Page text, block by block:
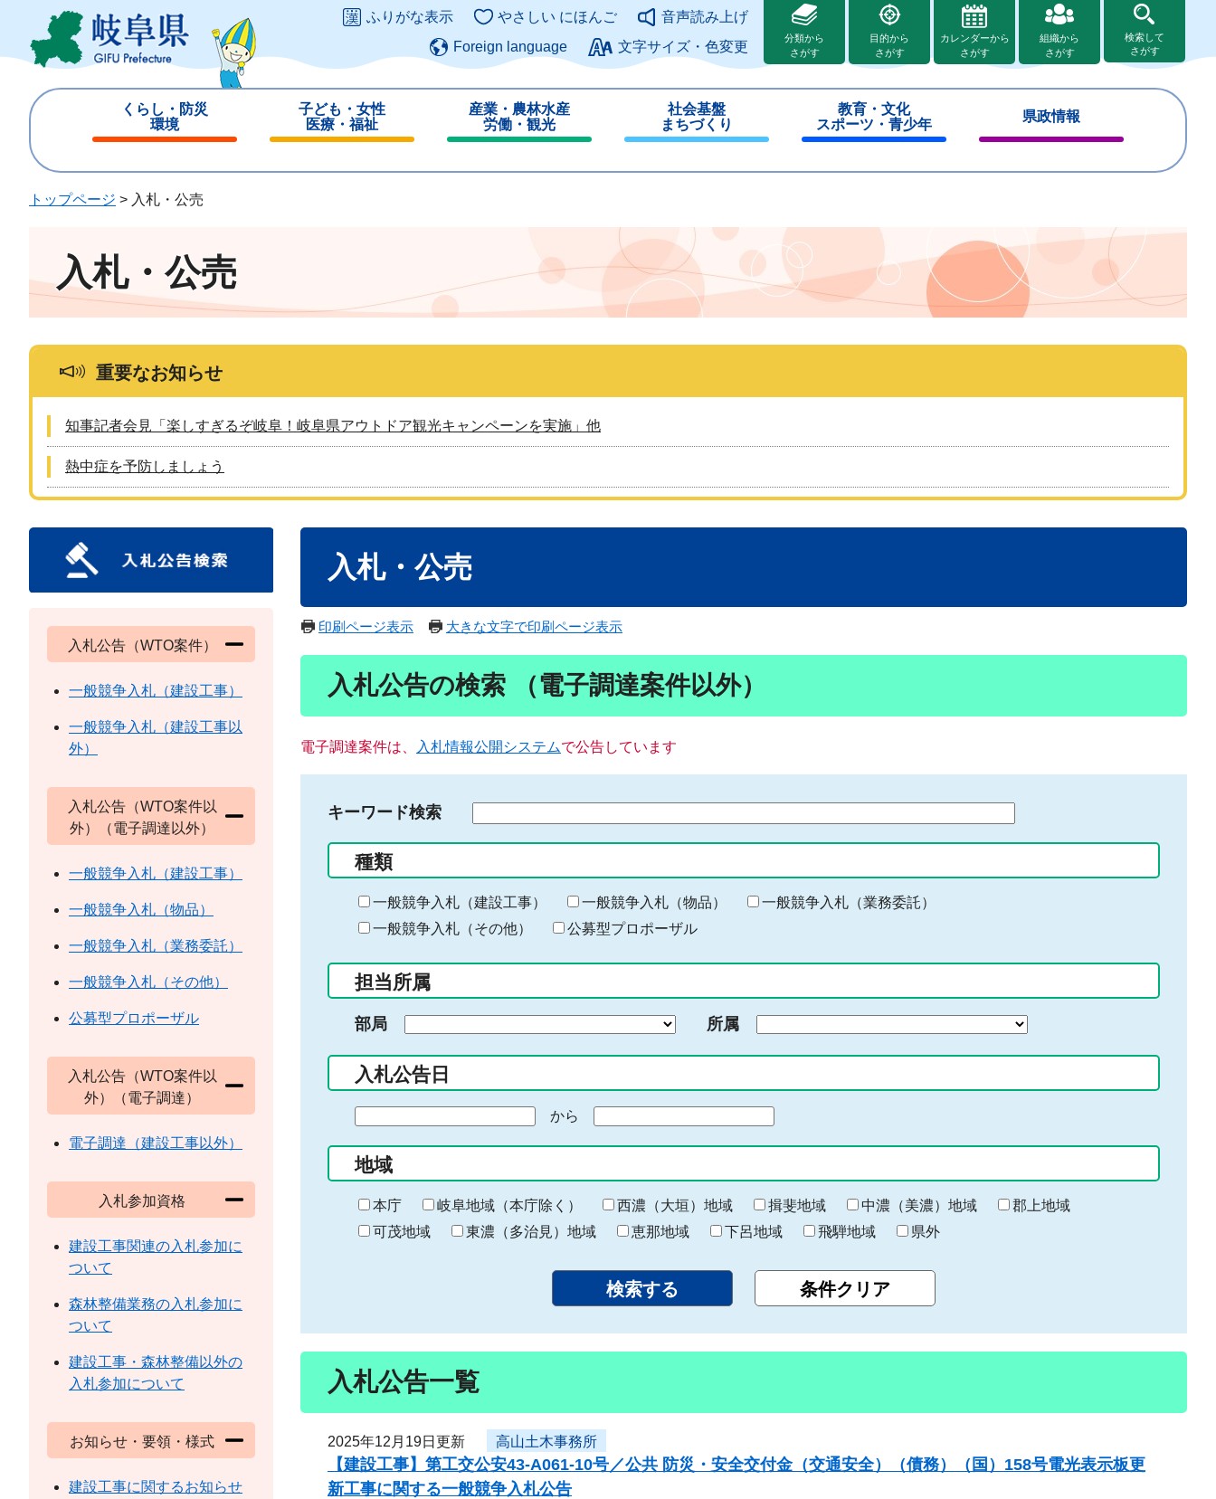
ジ
ュ
このページの本文へ
ふりがな表示 やさしい にほんご
音声読み上げ
Foreign language
文字サイズ・色変更
分類から
さがす
目的から
さがす
カレンダーから
さがす
組織から
さがす
検索して
さがす
くらし・防災
環境
じ
子ども・女性
医療・福祉
じ
産業・農林水産
労働・観光
じ
社会基盤
まちづくり
じ
教育・文化
スポーツ・青少年
じ
県政情報
じ
トップページ > 入札・公売
入札・公売
重要なお知らせ
知事記者会見「楽しすぎるぞ岐阜！岐阜県アウトドア観光キャンペーンを実施」他
熱中症を予防しましょう
入札・公売
印刷ページ表示 大きな文字で印刷ページ表示
入札公告の検索 （電子調達案件以外）
電子調達案件は、 入札情報公開システムで公告しています
キーワード検索
る
キ
ー
ー
入
力
種類
一般競争入札（建設工事） 一般競争入札（物品）
一般競争入札（業務委託）
一般競争入札（その他）
公募型プロポーザル
担当所属
部局 所属
入札公告日
の
始
ま
り
から
終
わ
り
地域
本庁 岐阜地域（本庁除く） 西濃（大垣）地域 揖斐地域 中濃（美濃）地域
郡上地域
可茂地域
東濃（多治見）地域 恵那地域 下呂地域 飛騨地域 県外
入札公告一覧
2025年12月19日更新 高山土木事務所
【建設工事】第工交公安43-A061-10号／公共 防災・安全交付金（交通安全）（債務）（国）158号電光表示板更
新工事に関する一般競争入札公告
入札公告（WTO案件）
一般競争入札（建設工事）
一般競争入札（建設工事以
外）
入札公告（WTO案件以
外）（電子調達以外）
一般競争入札（建設工事）
一般競争入札（物品）
一般競争入札（業務委託）
一般競争入札（その他）
公募型プロポーザル
入札公告（WTO案件以
外）（電子調達）
電子調達（建設工事以外）
入札参加資格
建設工事関連の入札参加に
ついて
森林整備業務の入札参加に
ついて
建設工事・森林整備以外の
入札参加について
お知らせ・要領・様式
建設工事に関するお知らせ